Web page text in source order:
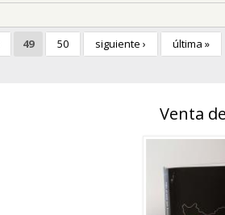
49 50 siguiente › última »
Venta